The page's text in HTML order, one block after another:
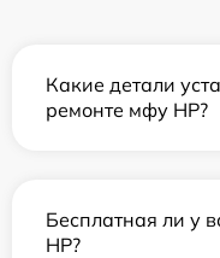
Какие детали
ремонте мфу HP?
Бесплатная ли у
HP?